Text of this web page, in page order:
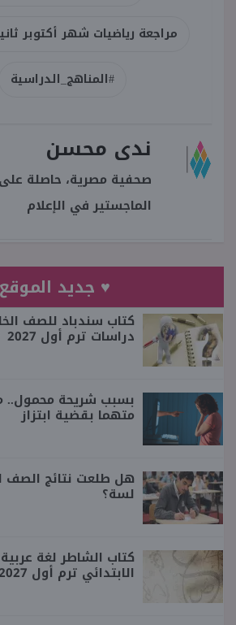
مراجعة رياضيات شهر أكتوبر
#المناهج_الدراسية
ندى محسن
صحفية مصرية، حاصلة
الماجستير في الإعلام
♥ جديد الموقع
كتاب سندباد للصف
دراسات ترم أول 2027 pdf
بسبب شريحة
متهما بقضية ابتزاز
لسة؟
كتاب الشاطر لغة
الابتدائي ترم أول 2027